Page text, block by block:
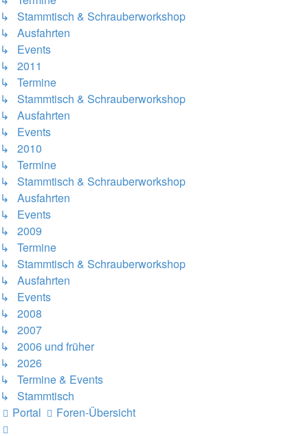
↳ Stammtisch & Schrauberworkshop
↳ Ausfahrten
↳ Events
↳ 2011
↳ Termine
↳ Stammtisch & Schrauberworkshop
↳ Ausfahrten
↳ Events
↳ 2010
↳ Termine
↳ Stammtisch & Schrauberworkshop
↳ Ausfahrten
↳ Events
↳ 2009
↳ Termine
↳ Stammtisch & Schrauberworkshop
↳ Ausfahrten
↳ Events
↳ 2008
↳ 2007
↳ 2006 und früher
↳ 2026
↳ Termine & Events
↳ Stammtisch
Portal
Foren-Übersicht